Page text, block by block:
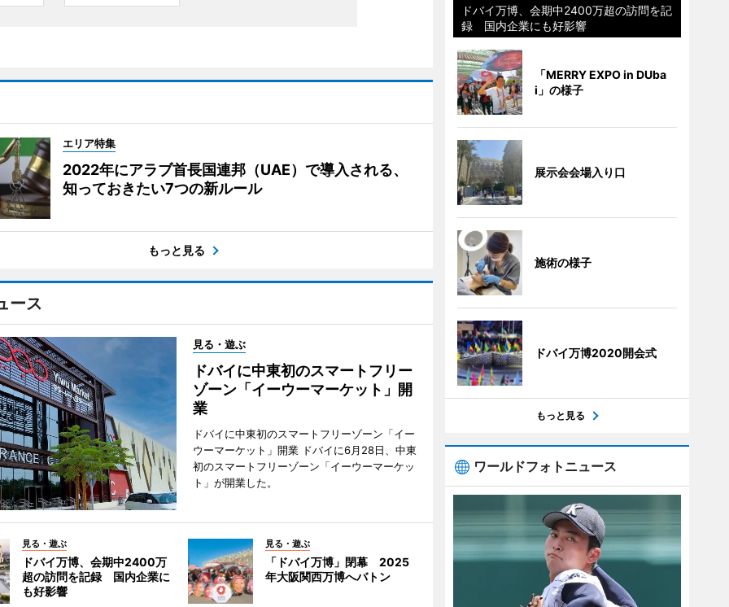
エリア特集
2022年にアラブ首長国連邦（UAE）で導入される、
知っておきたい7つの新ルール
もっと見る
ース
見る・遊ぶ
ドバイに中東初のスマートフリー
ゾーン「イーウーマーケット」開
業
ドバイに中東初のスマートフリーゾーン「イー
ウーマーケット」開業 ドバイに6月28日、中東
初のスマートフリーゾーン「イーウーマーケッ
ト」が開業した。
見る・遊ぶ
ドバイ万博、会期中2400万
超の訪問を記録 国内企業に
も好影響
見る・遊ぶ
「ドバイ万博」閉幕 2025
年大阪関西万博へバトン
ドバイ万博、会期中2400万超の訪問を記
録 国内企業にも好影響
「MERRY EXPO in DUba
i」の様子
展示会会場入り口
施術の様子
ドバイ万博2020開会式
もっと見る
ワールドフォトニュース